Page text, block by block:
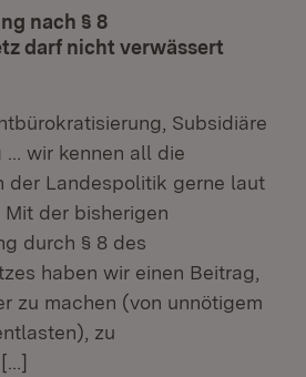
nach § 8
darf nicht verwässert
Subsidiäre
wir kennen all die
der Landespolitik gerne laut
der bisherigen
durch § 8 des
haben wir einen Beitrag,
zu machen (von unnötigem
zu
[…]